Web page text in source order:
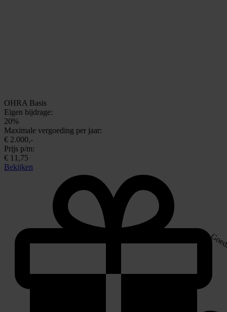
OHRA Basis
Eigen bijdrage:
20%
Maximale vergoeding per jaar:
€ 2.000,-
Prijs p/m:
€ 11,75
Bekijken